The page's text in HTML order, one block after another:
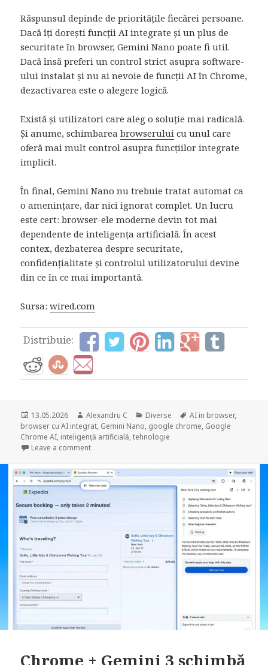
Răspunsul depinde de prioritățile fiecărei persoane.
Dacă îți dorești funcții AI integrate și un plus de
securitate în browser, Gemini Nano poate fi util.
Dacă însă preferi un control strict asupra software-
ului instalat și nu ai nevoie de funcții AI în Chrome,
dezactivarea este o alegere logică.
Există și utilizatori care aleg o soluție mai radicală.
Și anume, schimbareabrowserului cu unul care
oferă mai mult control asupra funcțiilor integrate
implicit.
În final, Gemini Nano nu trebuie tratat automat ca
o amenințare, dar nici ignorat complet. Un lucru
este cert: browser-ele moderne devin tot mai
dependente de inteligența artificială. În acest
contex, dezbaterea despre securitate,
confidențialitate și controlul utilizatorului devine
din ce în ce mai importantă.
Sursa:wired.com
Distribuie:
Posted
on
13.05.2026 Author
Alexandru C Categories
Diverse Tags
AI in browser,
browser cu AI integrat, Gemini Nano, google chrome, Google
Chrome AI, inteligență artificială,tehnologie
Leave a commenton Gemini Nano în Chrome: funcție utilă sau motiv
Chrome + Gemini 3 schimbă